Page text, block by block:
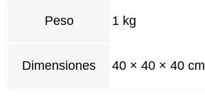
Peso 1 kg
Dimensiones 40 × 40 × 40 cm